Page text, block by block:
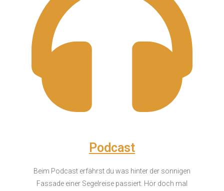
Podcast
Beim Podcast erfährst du was hinter der sonnigen
Fassade einer Segelreise passiert. Hör doch mal